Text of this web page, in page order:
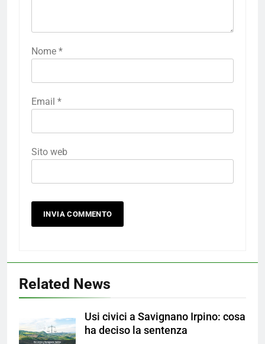
Nome *
Email *
Sito web
Related News
Usi civici a Savignano Irpino: cosa
ha deciso la sentenza